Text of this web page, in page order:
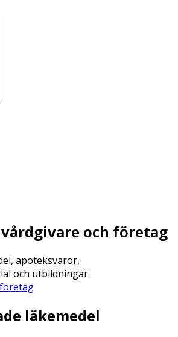
och företag
apoteksvaror,
och utbildningar.
läkemedel